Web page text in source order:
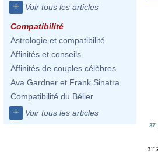
+ Voir tous les articles
Compatibilité
Astrologie et compatibilité
Affinités et conseils
Affinités de couples célèbres
Ava Gardner et Frank Sinatra
Compatibilité du Bélier
+ Voir tous les articles
37'
31'